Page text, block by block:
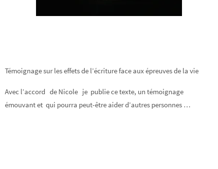
Témoignage sur les effets de l’écriture face aux épreuves de la vie
Avec l’accord de Nicole je publie ce texte, un témoignage
émouvant et qui pourra peut-être aider d’autres personnes …